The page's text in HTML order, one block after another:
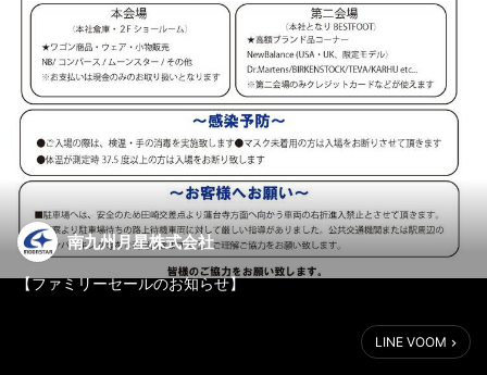
南九州月星株式会社
【ファミリーセールのお知らせ】
いつも弊社ファミリーセールにお越しいただき誠にありがとうご
LINE VOOM